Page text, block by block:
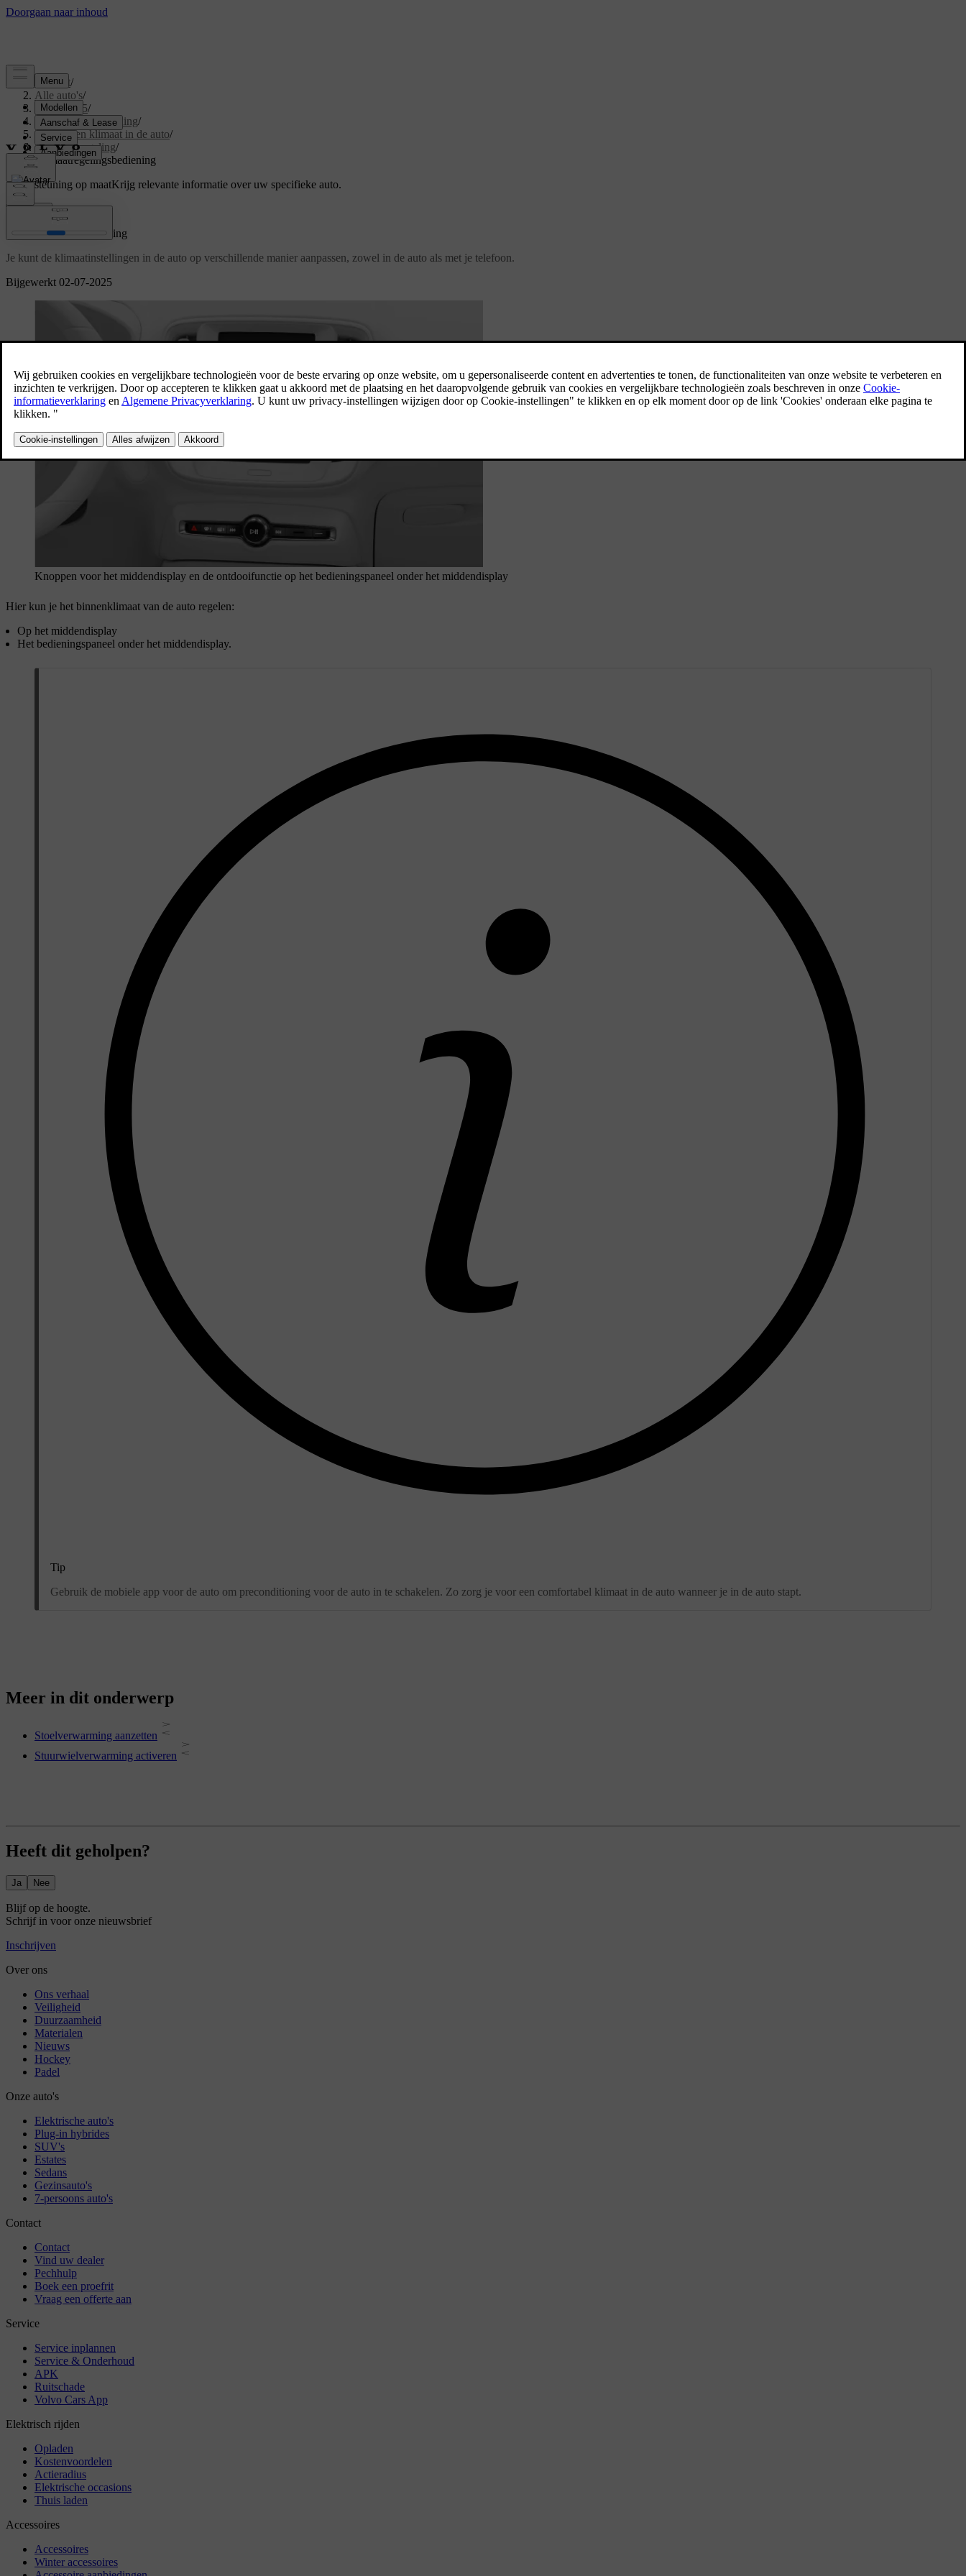
Support/
Alle auto's/
EX40 2025/
Gebruikershandleiding/
Comfort en klimaat in de auto/
Klimaatregeling/
Klimaatregelingsbediening
Ondersteuning op maatKrijg relevante informatie over uw specifieke auto.
Bijgewerkt 02-07-2025
Klimaatregelingsbediening
Je kunt de klimaatinstellingen in de auto op verschillende manier aanpassen, zowel in de auto als met je telefoon.
Knoppen voor het middendisplay en de ontdooifunctie op het bedieningspaneel onder het middendisplay
Hier kun je het binnenklimaat van de auto regelen:
Op het middendisplay
Het bedieningspaneel onder het middendisplay.
Tip
Gebruik de mobiele app voor de auto om preconditioning voor de auto in te schakelen. Zo zorg je voor een comfortabel klimaat in de auto wanneer je in de auto stapt.
Meer in dit onderwerp
Stoelverwarming aanzetten
Stuurwielverwarming activeren
Heeft dit geholpen?
Ja Nee